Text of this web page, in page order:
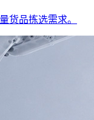
货品拣选需求。